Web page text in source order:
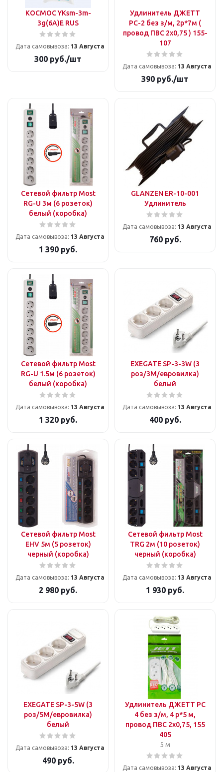
КОСМОС YKsm-3m-
3g(6A)E RUS
Дата самовывоза: 13 Августа
300 руб./шт
Удлинитель ДЖЕТТ
РС-2 без з/м, 2р*7м (
провод ПВС 2х0,75 ) 155-
107
Дата самовывоза: 13 Августа
390 руб./шт
Сетевой фильтр Most
RG-U 3м (6 розеток)
белый (коробка)
Дата самовывоза: 13 Августа
1 390 руб.
GLANZEN ER-10-001
Удлинитель
Дата самовывоза: 13 Августа
760руб.
Сетевой фильтр Most
RG-U 1.5м (6 розеток)
белый (коробка)
Дата самовывоза: 13 Августа
1 320 руб.
EXEGATE SP-3-3W (3
роз/3M/евровилка)
белый
Дата самовывоза: 13 Августа
400руб.
Сетевой фильтр Most
EHV 5м (5 розеток)
черный (коробка)
Дата самовывоза: 13 Августа
2 980 руб.
Сетевой фильтр Most
TRG 2м (10 розеток)
черный (коробка)
Дата самовывоза: 13 Августа
1 930 руб.
EXEGATE SP-3-5W (3
роз/5M/евровилка)
белый
Дата самовывоза: 13 Августа
490руб.
Удлинитель ДЖЕТТ РС
4 без з/м, 4 р*5 м,
провод ПВС 2х0,75, 155
405
5 м
Дата самовывоза: 13 Августа